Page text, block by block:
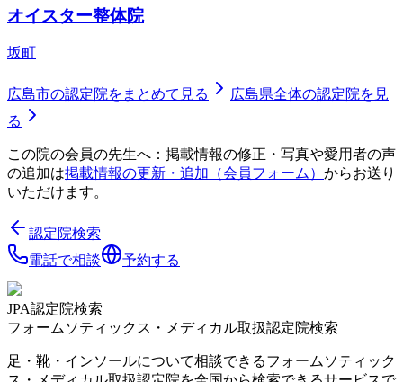
オイスター整体院
坂町
広島市の認定院をまとめて見る 広島県全体の認定院を見
る
この院の会員の先生へ：掲載情報の修正・写真や愛用者の声
の追加は掲載情報の更新・追加（会員フォーム） からお送り
いただけます。
認定院検索
電話で相談
予約する
JPA認定院検索
フォームソティックス・メディカル取扱認定院検索
足・靴・インソールについて相談できるフォームソティック